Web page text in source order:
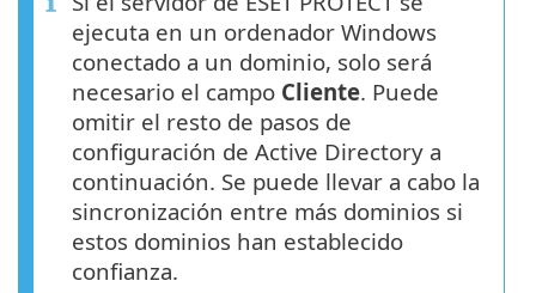
ejecuta en un ordenador Windows
conectado a un dominio, solo será
necesario el campo Cliente. Puede
omitir el resto de pasos de
configuración de Active Directory a
continuación. Se puede llevar a cabo la
sincronización entre más dominios si
estos dominios han establecido
confianza.